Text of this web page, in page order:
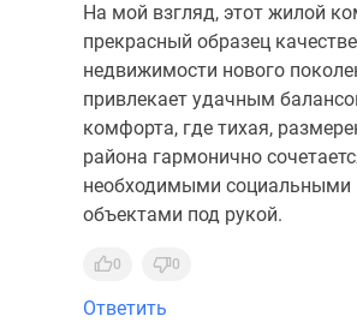
На мой взгляд, этот жилой
прекрасный образец
недвижимости нового
привлекает удачным
комфорта, где тихая,
района гармонично
необходимыми социальными
объектами под рукой.
0 0
Ответить